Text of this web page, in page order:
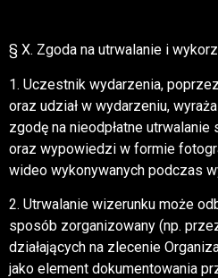
§ X. Zgoda na utrwalanie i
1. Uczestnik wydarzenia,
oraz udział w wydarzeniu,
zgodę na nieodpłatne utrwalanie
oraz wypowiedzi w formie
wideo wykonywanych podczas
2. Utrwalanie wizerunku może
sposób zorganizowany (np.
działających na zlecenie
jako element dokumentowania